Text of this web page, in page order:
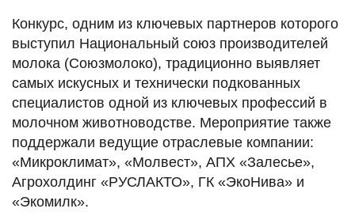
Конкурс, одним из ключевых партнеров которого
выступил Национальный союз производителей
молока (Союзмолоко), традиционно выявляет
самых искусных и технически подкованных
специалистов одной из ключевых профессий в
молочном животноводстве. Мероприятие также
поддержали ведущие отраслевые компании:
«Микроклимат», «Молвест», АПХ «Залесье»,
Агрохолдинг «РУСЛАКТО», ГК «ЭкоНива» и
«Экомилк».